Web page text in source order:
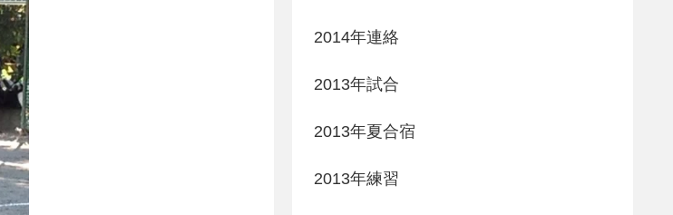
2014年連絡
2013年試合
2013年夏合宿
2013年練習